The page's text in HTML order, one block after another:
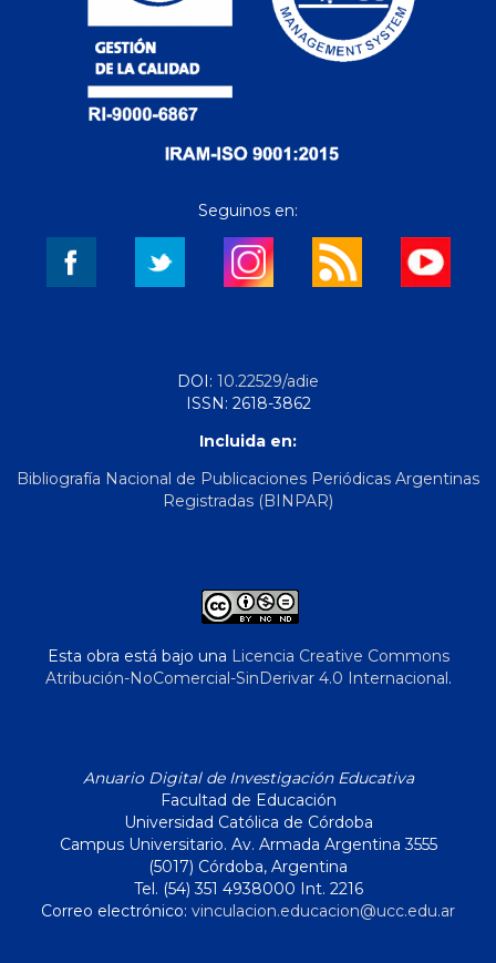
Seguinos en:
DOI: 10.22529/adie
ISSN: 2618-3862
Incluida en:
Bibliografía Nacional de Publicaciones Periódicas Argentinas
Registradas (BINPAR)
Esta obra está bajo una Licencia Creative Commons
Atribución-NoComercial-SinDerivar 4.0 Internacional.
Anuario Digital de Investigación Educativa
Facultad de Educación
Universidad Católica de Córdoba
Campus Universitario. Av. Armada Argentina 3555
(5017) Córdoba, Argentina
Tel. (54) 351 4938000 Int. 2216
Correo electrónico: vinculacion.educacion@ucc.edu.ar